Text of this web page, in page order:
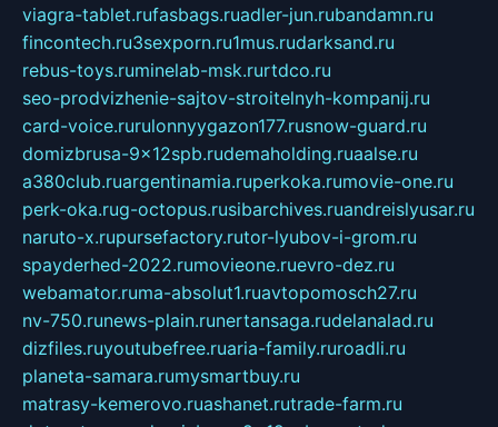
viagra-tablet.rufasbags.ruadler-jun.rubandamn.ru
fincontech.ru3sexporn.ru1mus.rudarksand.ru
rebus-toys.ruminelab-msk.rurtdco.ru
seo-prodvizhenie-sajtov-stroitelnyh-kompanij.ru
card-voice.rurulonnyygazon177.rusnow-guard.ru
domizbrusa-9x12spb.rudemaholding.ruaalse.ru
a380club.ruargentinamia.ruperkoka.rumovie-one.ru
perk-oka.rug-octopus.rusibarchives.ruandreislyusar.ru
naruto-x.rupursefactory.rutor-lyubov-i-grom.ru
spayderhed-2022.rumovieone.ruevro-dez.ru
webamator.ruma-absolut1.ruavtopomosch27.ru
nv-750.runews-plain.runertansaga.rudelanalad.ru
dizfiles.ruyoutubefree.ruaria-family.ruroadli.ru
planeta-samara.rumysmartbuy.ru
matrasy-kemerovo.ruashanet.rutrade-farm.ru